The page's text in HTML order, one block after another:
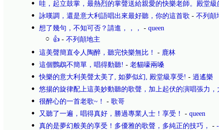
哇，起立鼓掌，最熱烈的掌聲送給親愛的快樂老師。殿堂級
詠嘆調，還是意大利語唱出來最好聽，你的這首歌 - 不列顛
想了幾句，不知可否？請進，，，
- queen
👍 - 不列顛地主
這美聲簡直令人陶醉，聽完快樂無比！
- 鹿林
這個鸚鵡不簡單，唱得動聽! - 老貓嚎兩嗓
快樂的意大利美聲太美了, 如夢似幻, 殿堂級享受! - 逍遙樂
悠揚的旋律配上這美妙動聽的歌聲，加上起伏的演唱張力，
很醉心的一首老歌~！
- 歌哥
又聽了一遍，唱得真好，勝過專業人士！享受！
- queen
真的是夢幻般美的享受！多優雅的歌聲，多純正的技巧，
-